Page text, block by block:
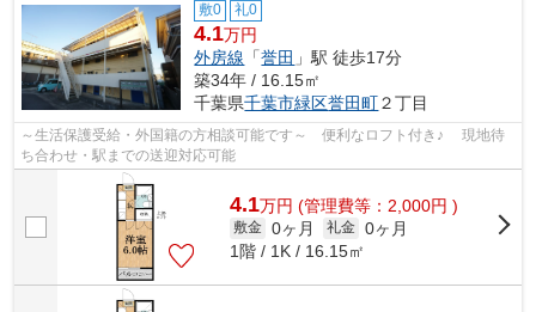
敷0 礼0
4.1万円
外房線 「誉田 」駅 徒歩17分
築34年 / 16.15㎡
千葉県千葉市緑区誉田町２丁目
～生活保護受給・外国籍の方相談可能です～ 便利なロフト付き♪ 現地待
ち合わせ・駅までの送迎対応可能
4.1万円 (管理費等：2,000円 )
敷金 0ヶ月 礼金 0ヶ月
1階 / 1K / 16.15㎡